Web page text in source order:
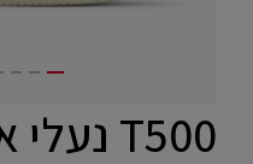
T500 נעלי אופנה